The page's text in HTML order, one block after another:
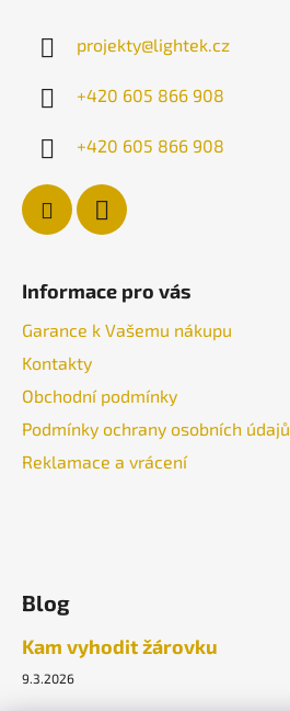
projekty@lightek.cz
+420 605 866 908
+420 605 866 908
Informace pro vás
Garance k Vašemu nákupu
Kontakty
Obchodní podmínky
Podmínky ochrany osobních údajů
Reklamace a vrácení
Blog
Kam vyhodit žárovku
9.3.2026